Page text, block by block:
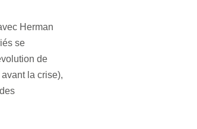
Herman
se
de
la crise),